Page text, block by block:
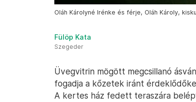
Oláh Károlyné Irénke és férje, Oláh Károly,
Fülöp Kata
Szegeder
Üvegvitrin mögött megcsillanó
fogadja a kőzetek iránt
A kertes ház fedett teraszára